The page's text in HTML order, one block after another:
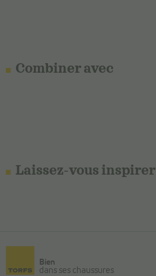
Combiner avec
Laissez-vous inspirer
Bien
dans ses chaussures